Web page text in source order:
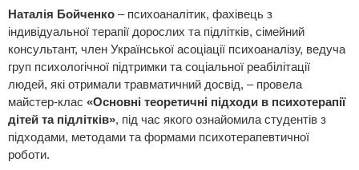
Наталія Бойченко – психоаналітик, фахівець з
індивідуальної терапії дорослих та підлітків, сімейний
консультант, член Української асоціації психоаналізу, ведуча
груп психологічної підтримки та соціальної реабілітації
людей, які отримали травматичний досвід, – провела
майстер-клас «Основні теоретичні підходи в психотерапії
дітей та підлітків», під час якого ознайомила студентів з
підходами, методами та формами психотерапевтичної
роботи.